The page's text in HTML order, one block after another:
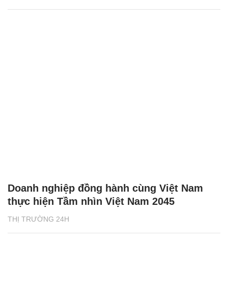
THỊ TRƯỜNG 24H
Doanh nghiệp đồng hành cùng Việt Nam
thực hiện Tầm nhìn Việt Nam 2045